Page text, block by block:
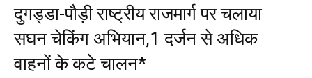
दुगड्डा-पौड़ी राष्ट्रीय राजमार्ग पर चलाया
सघन चेकिंग अभियान,1 दर्जन से अधिक
वाहनों के कटे चालन*